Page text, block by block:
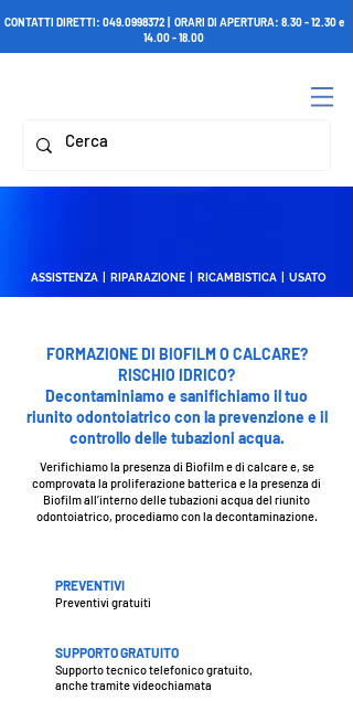
CONTATTI DIRETTI: 049.0998372 | ORARI DI APERTURA: 8.30 - 12.30e
14.00 - 18.00
ASSISTENZA | RIPARAZIONE | RICAMBISTICA | USATO
FORMAZIONE DI BIOFILM O CALCARE?
RISCHIO IDRICO?
Decontaminiamo e sanifichiamo il tuo
riunito odontoiatrico con la prevenzione e il
controllo delle tubazioni acqua.
Verifichiamo la presenza di Biofilm e di calcare e, se
comprovata la proliferazione batterica e la presenza di
Biofilm all’interno delle tubazioni acqua del riunito
odontoiatrico, procediamo con la decontaminazione.
PREVENTIVI
Preventivi gratuiti
SUPPORTO GRATUITO
Supporto tecnico telefonico gratuito,
anche tramite videochiamata